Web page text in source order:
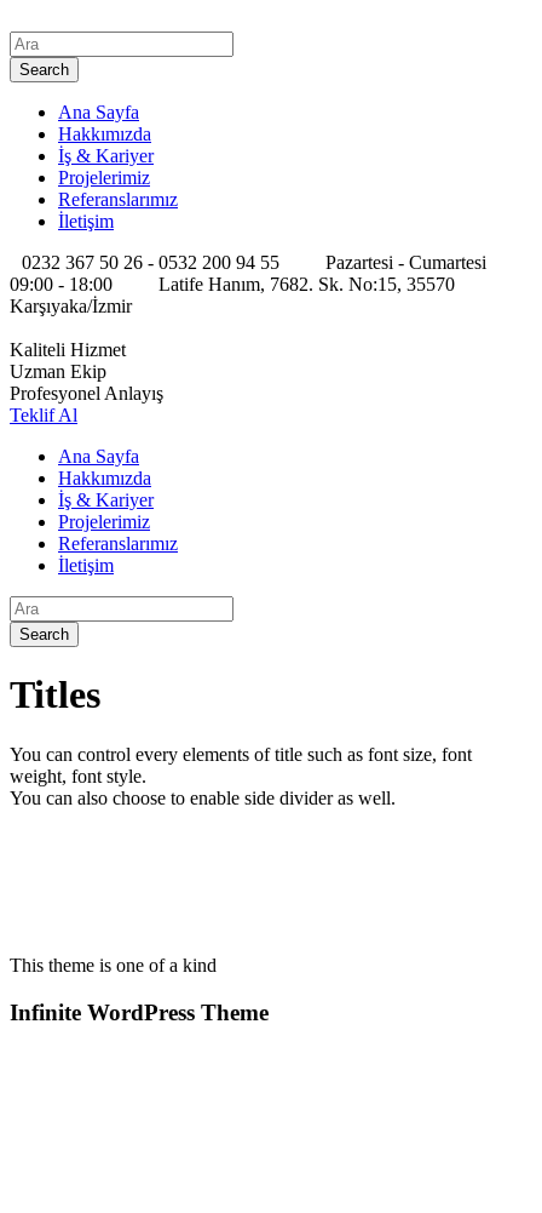
Ana Sayfa
Hakkımızda
İş & Kariyer
Projelerimiz
Referanslarımız
İletişim
0232 367 50 26 - 0532 200 94 55
Pazartesi - Cumartesi
09:00 - 18:00
Latife Hanım, 7682. Sk. No:15, 35570
Karşıyaka/İzmir
Kaliteli Hizmet
Uzman Ekip
Profesyonel Anlayış
Teklif Al
Ana Sayfa
Hakkımızda
İş & Kariyer
Projelerimiz
Referanslarımız
İletişim
Titles
You can control every elements of title such as font size, font
weight, font style.
You can also choose to enable side divider as well.
This theme is one of a kind
Infinite WordPress Theme